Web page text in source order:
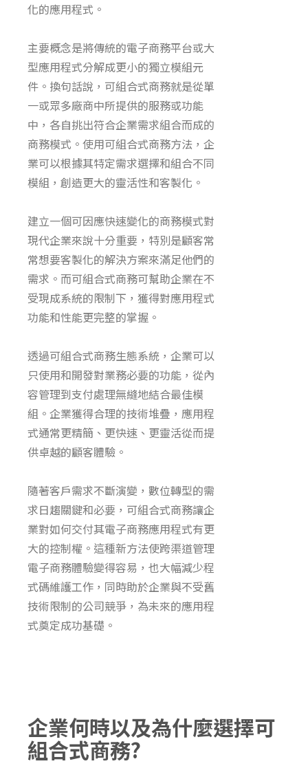
化的應用程式 。
主要概念是將傳統的電子商務平台或大
型應用程式分解成更小的獨立模組元
件。換句話說， 可組合式商務就是從單
一或眾多廠商中所提供的服務或功能
中，各自挑出符合企業需求組合而成的
商務模式。使用可組合式商務方法，企
業可以根據其特定需求選擇和組合不同
模組，創造更大的靈活性和客製化。
建立一個可因應快速變化的商務模式對
現代企業來說十分重要，特別是顧客常
常想要客製化的解決方案來滿足他們的
需求。而可組合式商務可幫助企業在不
受現成系統的限制下，獲得對應用程式
功能和性能更完整的掌握。
透過可組合式商務生態系統，企業可以
只使用和開發對業務必要的功能，從內
容管理到支付處理無縫地結合最佳模
組。企業獲得合理的技術堆疊，應用程
式通常更精簡、更快速、更靈活從而提
供卓越的顧客體驗。
隨著客戶需求不斷演變，數位轉型的需
求日趨關鍵和必要， 可組合式商務讓企
業對如何交付其電子商務應用程式有更
大的控制權。這種新方法使跨渠道管理
電子商務體驗變得容易，也大幅減少程
式碼維護工作，同時助於企業與不受舊
技術限制的公司競爭，為未來的應用程
式奠定成功基礎。
企業何時以及為什麼選擇可
組合式商務?